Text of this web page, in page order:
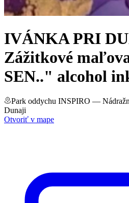
IVÁNKA PRI
Zážitkové
SEN.." alcohol
Park oddychu INSPIRO —
Dunaji
Otvoriť v mape